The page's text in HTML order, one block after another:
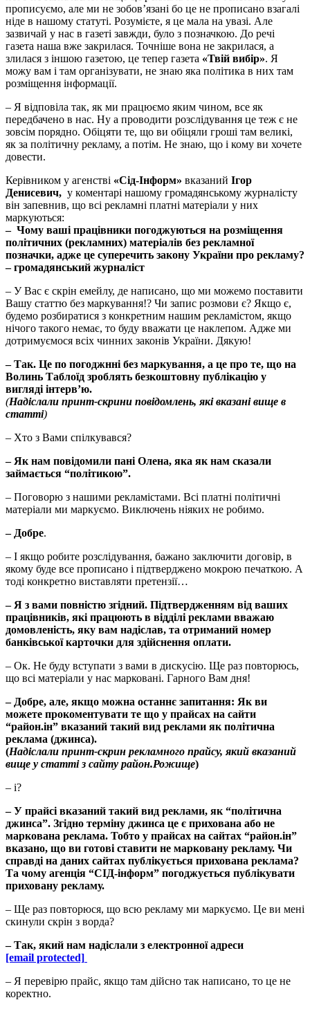
прописуємо, але ми не зобов’язані бо це не прописано взагалі
ніде в нашому статуті. Розумієте, я це мала на увазі. Але
зазвичай у нас в газеті завжди, було з позначкою. До речі
газета наша вже закрилася. Точніше вона не закрилася, а
злилася з іншою газетою, це тепер газета «Твій вибір». Я
можу вам і там організувати, не знаю яка політика в них там
розміщення інформації.
– Я відповіла так, як ми працюємо яким чином, все як
передбачено в нас. Ну а проводити розслідування це теж є не
зовсім порядно. Обіцяти те, що ви обіцяли гроші там великі,
як за політичну рекламу, а потім. Не знаю, що і кому ви хочете
довести.
Керівником у агенстві «Сід-Інформ» вказаний Ігор
Денисевич, у коментарі нашому громадянському журналісту
він запевнив, що всі рекламні платні матеріали у них
маркуються:
– Чому ваші працівники погоджуються на розміщення
політичних (рекламних) матеріалів без рекламної
позначки, адже це суперечить закону України про рекламу?
– громадянський журналіст
– У Вас є скрін емейлу, де написано, що ми можемо поставити
Вашу статтю без маркування!? Чи запис розмови є? Якщо є,
будемо розбиратися з конкретним нашим рекламістом, якщо
нічого такого немає, то буду вважати це наклепом. Адже ми
дотримуємося всіх чинних законів України. Дякую!
– Так. Це по погоджнні без маркування, а це про те, що на
Волинь Таблоїд зроблять безкоштовну публікацію у
вигляді інтерв’ю.
(Надіслали принт-скрини повідомлень, які вказані вище в
статті)
– Хто з Вами спілкувався?
– Як нам повідомили пані Олена, яка як нам сказали
займається “політикою”.
– Поговорю з нашими рекламістами. Всі платні політичні
матеріали ми маркуємо. Виключень ніяких не робимо.
– Добре.
– І якщо робите розслідування, бажано заключити договір, в
якому буде все прописано і підтверджено мокрою печаткою. А
тоді конкретно виставляти претензії…
– Я з вами повністю згідний. Підтвердженням від ваших
працівників, які працюють в відділі реклами вважаю
домовленість, яку вам надіслав, та отриманий номер
банківської карточки для здійснення оплати.
– Ок. Не буду вступати з вами в дискусію. Ще раз повторюсь,
що всі матеріали у нас марковані. Гарного Вам дня!
– Добре, але, якщо можна останнє запитання: Як ви
можете прокоментувати те що у прайсах на сайти
“район.ін” вказаний такий вид реклами як політична
реклама (джинса).
(Надіслали принт-скрин рекламного прайсу, який вказаний
вище у статті з сайту район.Рожище)
– і?
– У прайсі вказаний такий вид реклами, як “політична
джинса”. Згідно терміну джинса це є прихована або не
маркована реклама. Тобто у прайсах на сайтах “район.ін”
вказано, що ви готові ставити не марковану рекламу. Чи
справді на даних сайтах публікується прихована реклама?
Та чому агенція “СІД-інформ” погоджується публікувати
приховану рекламу.
– Ще раз повторюся, що всю рекламу ми маркуємо. Це ви мені
скинули скрін з ворда?
– Так, який нам надіслали з електронної адреси
[email protected]
– Я перевірю прайс, якщо там дійсно так написано, то це не
коректно.